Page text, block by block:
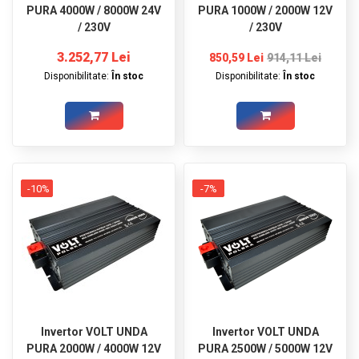
PURA 4000W / 8000W 24V
/ 230V
3.252,77 Lei
Disponibilitate: În stoc
PURA 1000W / 2000W 12V
/ 230V
850,59 Lei 914,11 Lei
Disponibilitate: În stoc
-10%
Invertor VOLT UNDA
PURA 2000W / 4000W 12V
-7%
Invertor VOLT UNDA
PURA 2500W / 5000W 12V